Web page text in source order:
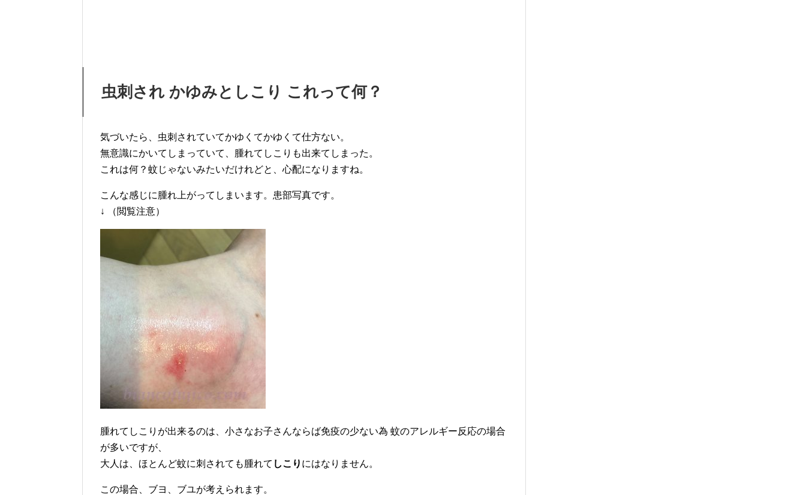
虫刺され かゆみとしこり これって何？
気づいたら、虫刺されていてかゆくてかゆくて仕方ない。
無意識にかいてしまっていて、腫れてしこりも出来てしまった。
これは何？蚊じゃないみたいだけれどと、心配になりますね。
こんな感じに腫れ上がってしまいます。患部写真です。
↓ （閲覧注意）
腫れてしこりが出来るのは、小さなお子さんならば免疫の少ない為 蚊のアレルギー反応の場合
が多いですが、
大人は、ほとんど蚊に刺されても腫れて しこり にはなりません。
この場合、ブヨ、ブユが考えられます。